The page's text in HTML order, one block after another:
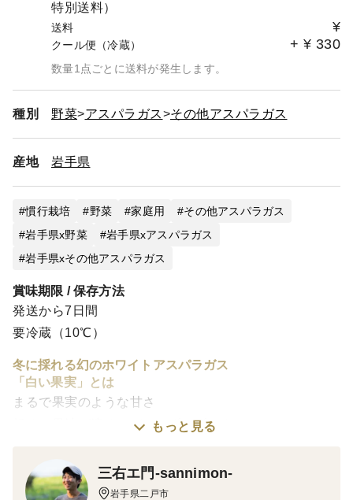
特別送料）
送料 ¥
クール便（冷蔵） + ¥ 330
数量1点ごとに送料が発生します。
種別 野菜 アスパラガス その他アスパラガス
産地 岩手県
慣行栽培 野菜 家庭用
その他アスパラガス
岩手県x野菜
岩手県xアスパラガス
岩手県xその他アスパラガス
賞味期限 / 保存方法
発送から7日間
要冷蔵（10℃）
冬に採れる幻のホワイトアスパラガス
「白い果実」とは
まるで果実のような甘さ
折ると果汁が滴るほどのみずみずしさ
一般的にアスパラは春～夏にかけての野菜ですが、白い
果実は「冬が旬」。
もっと見る
三右エ門-sannimon-
岩手県二戸市